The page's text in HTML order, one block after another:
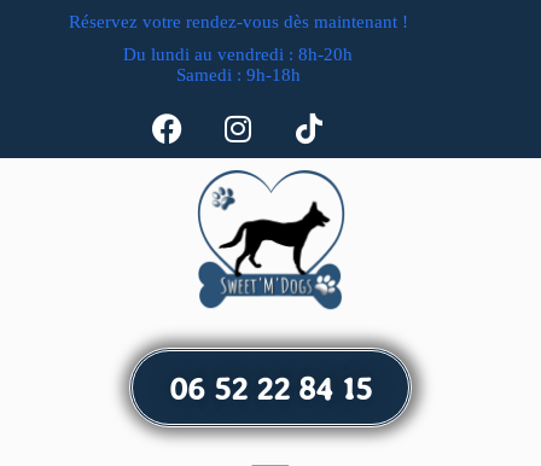
Réservez votre rendez-vous dès maintenant !
Du lundi au vendredi : 8h-20h
Samedi : 9h-18h
06 52 22 84 15